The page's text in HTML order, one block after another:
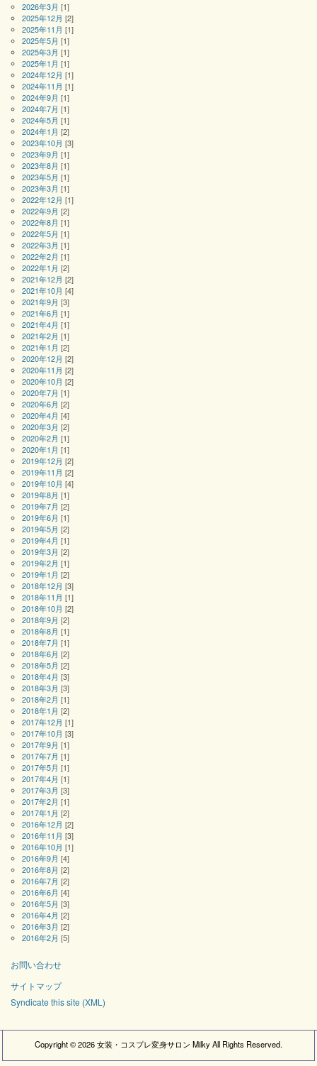
2026年3月 [1]
2025年12月 [2]
2025年11月 [1]
2025年5月 [1]
2025年3月 [1]
2025年1月 [1]
2024年12月 [1]
2024年11月 [1]
2024年9月 [1]
2024年7月 [1]
2024年5月 [1]
2024年1月 [2]
2023年10月 [3]
2023年9月 [1]
2023年8月 [1]
2023年5月 [1]
2023年3月 [1]
2022年12月 [1]
2022年9月 [2]
2022年8月 [1]
2022年5月 [1]
2022年3月 [1]
2022年2月 [1]
2022年1月 [2]
2021年12月 [2]
2021年10月 [4]
2021年9月 [3]
2021年6月 [1]
2021年4月 [1]
2021年2月 [1]
2021年1月 [2]
2020年12月 [2]
2020年11月 [2]
2020年10月 [2]
2020年7月 [1]
2020年6月 [2]
2020年4月 [4]
2020年3月 [2]
2020年2月 [1]
2020年1月 [1]
2019年12月 [2]
2019年11月 [2]
2019年10月 [4]
2019年8月 [1]
2019年7月 [2]
2019年6月 [1]
2019年5月 [2]
2019年4月 [1]
2019年3月 [2]
2019年2月 [1]
2019年1月 [2]
2018年12月 [3]
2018年11月 [1]
2018年10月 [2]
2018年9月 [2]
2018年8月 [1]
2018年7月 [1]
2018年6月 [2]
2018年5月 [2]
2018年4月 [3]
2018年3月 [3]
2018年2月 [1]
2018年1月 [2]
2017年12月 [1]
2017年10月 [3]
2017年9月 [1]
2017年7月 [1]
2017年5月 [1]
2017年4月 [1]
2017年3月 [3]
2017年2月 [1]
2017年1月 [2]
2016年12月 [2]
2016年11月 [3]
2016年10月 [1]
2016年9月 [4]
2016年8月 [2]
2016年7月 [2]
2016年6月 [4]
2016年5月 [3]
2016年4月 [2]
2016年3月 [2]
2016年2月 [5]
お問い合わせ
サイトマップ
Syndicate this site (XML)
Copyright ©2026女装・コスプレ変身サロン MilkyAll Rights Reserved.